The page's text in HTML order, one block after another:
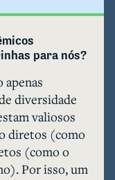
para nós?
apenas
diversidade
valiosos
diretos (como
(como o
Por isso, um